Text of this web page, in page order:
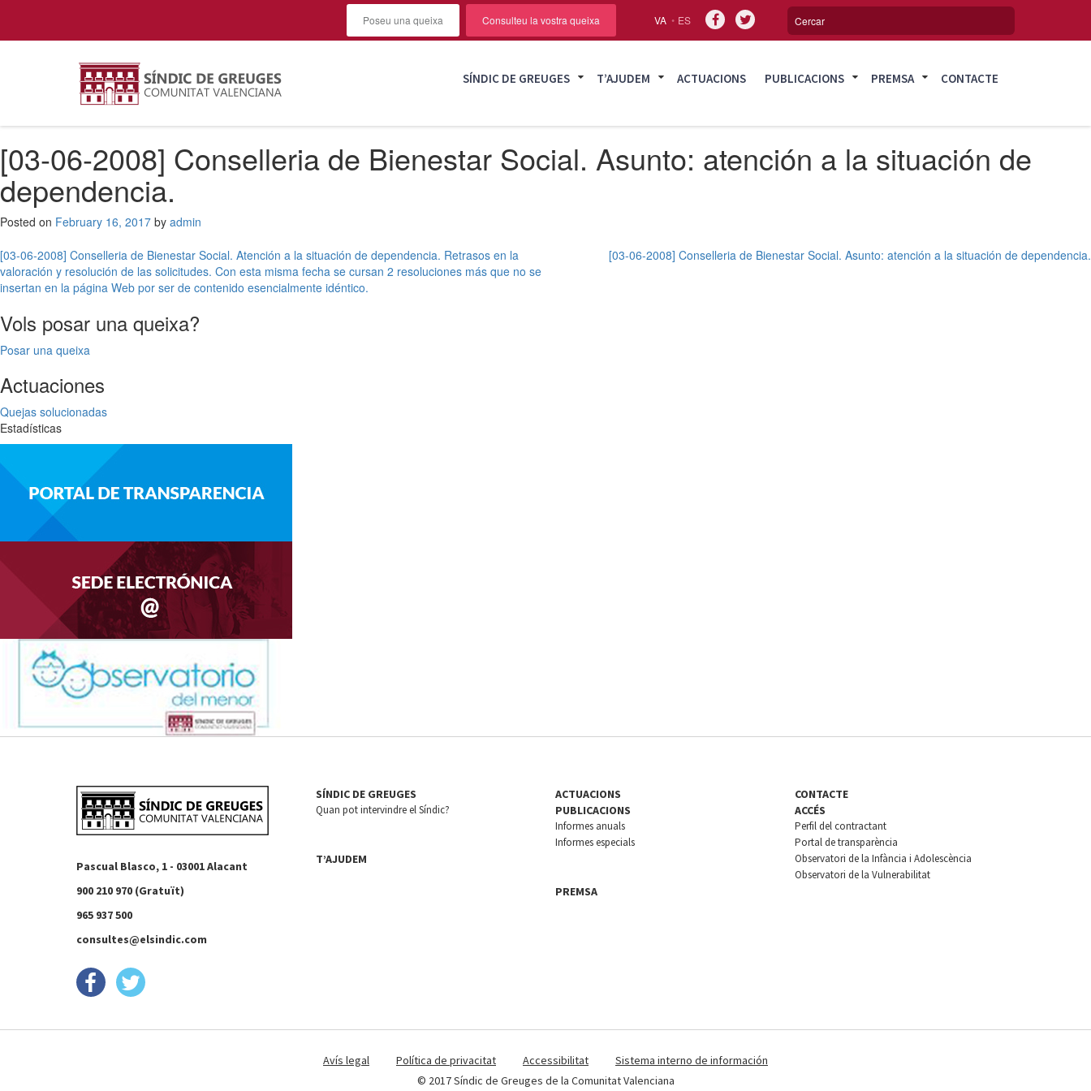
VA ES
Poseu una queixa Consulteu la vostra queixa
SÍNDIC DE GREUGES T’AJUDEM ACTUACIONS PUBLICACIONS PREMSA CONTACTE
[03-06-2008] Conselleria de Bienestar Social. Asunto: atención a la situación de
dependencia.
Posted on February 16, 2017 by admin
Post
navigation
[03-06-2008] Conselleria de Bienestar Social. Atención a la situación de dependencia. Retrasos en la
valoración y resolución de las solicitudes. Con esta misma fecha se cursan 2 resoluciones más que no se
insertan en la página Web por ser de contenido esencialmente idéntico.
[03-06-2008] Conselleria de Bienestar Social. Asunto: atención a la situación de dependencia.
Vols posar una queixa?
Posar una queixa
Actuaciones
Quejas solucionadas
Estadísticas
Pascual Blasco, 1 - 03001 Alacant
900 210 970 (Gratuït)
965 937 500
consultes@elsindic.com
SÍNDIC DE GREUGES
Quan pot intervindre el Síndic?
T’AJUDEM
ACTUACIONS
PUBLICACIONS
Informes anuals
Informes especials
PREMSA
CONTACTE
ACCÉS
Perfil del contractant
Portal de transparència
Observatori de la Infància i Adolescència
Observatori de la Vulnerabilitat
Avís legal Política de privacitat Accessibilitat
Sistema interno de información
© 2017 Síndic de Greuges de la Comunitat Valenciana